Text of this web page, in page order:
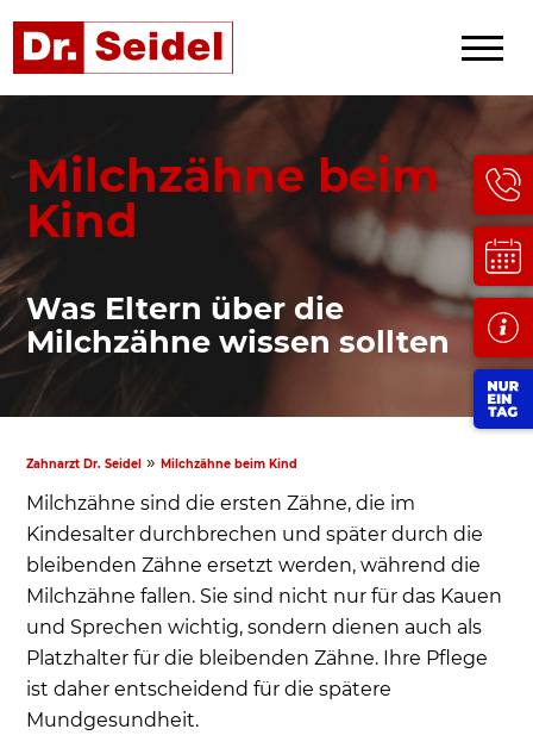
Zahnarzt Dr. Seidel »Milchzähne beim Kind
Milchzähne beim
Kind
Was Eltern über die
Milchzähne wissen sollten
Milchzähne sind die ersten Zähne, die im
Kindesalter durchbrechen und später durch die
bleibenden Zähne ersetzt werden, während die
Milchzähne fallen. Sie sind nicht nur für das Kauen
und Sprechen wichtig, sondern dienen auch als
Platzhalter für die bleibenden Zähne. Ihre Pflege
ist daher entscheidend für die spätere
Mundgesundheit.